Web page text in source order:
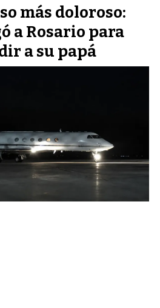
más doloroso:
a Rosario para
a su papá